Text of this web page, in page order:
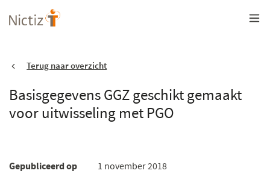
Overslaan
en
gaanTerug naar overzicht
Basisgegevens GGZ geschikt gemaakt
voor uitwisseling met PGO
Gepubliceerd op 1 november 2018